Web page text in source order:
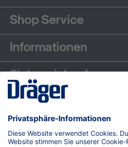
Shop Service
Informationen
Sicher einkaufen
Communities
Zahlungsarten